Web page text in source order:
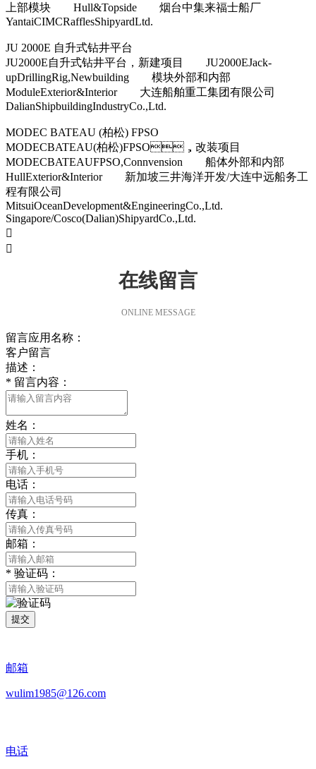
上部模块 Hull&Topside 烟台中集来福士船厂
YantaiCIMCRafflesShipyardLtd.
JU 2000E 自升式钻井平台
JU2000E自升式钻井平台，新建项目 JU2000EJack-
upDrillingRig,Newbuilding 模块外部和内部
ModuleExterior&Interior 大连船舶重工集团有限公司
DalianShipbuildingIndustryCo.,Ltd.
MODEC BATEAU (柏松) FPSO
MODECBATEAU(柏松)FPSO，改装项目
MODECBATEAUFPSO,Connvension 船体外部和内部
HullExterior&Interior 新加坡三井海洋开发/大连中远船务工
程有限公司
MitsuiOceanDevelopment&EngineeringCo.,Ltd.
Singapore/Cosco(Dalian)ShipyardCo.,Ltd.


在线留言
ONLINE MESSAGE
留言应用名称：
客户留言
描述：
* 留言内容：
姓名：
手机：
电话：
传真：
邮箱：
* 验证码：
提交
邮箱
wulim1985@126.com
电话